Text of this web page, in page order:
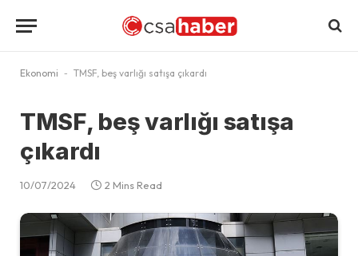
Ekonomi - TMSF, beş varlığı satışa çıkardı
TMSF, beş varlığı satışa
çıkardı
10/07/2024 2 Mins Read